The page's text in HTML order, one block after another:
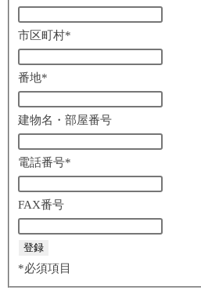
市区町村*
番地*
建物名・部屋番号
電話番号*
FAX番号
*必須項目